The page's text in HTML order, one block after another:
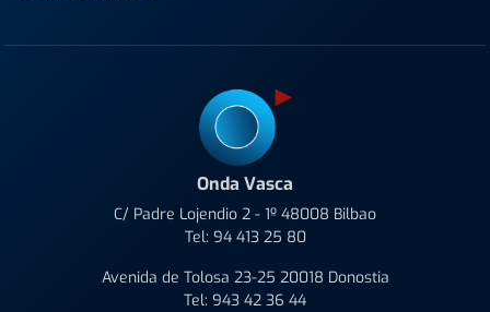
Onda Vasca
C/ Padre Lojendio 2 - 1º 48008 Bilbao
Tel: 94 413 25 80
Avenida de Tolosa 23-25 20018 Donostia
Tel: 943 42 36 44